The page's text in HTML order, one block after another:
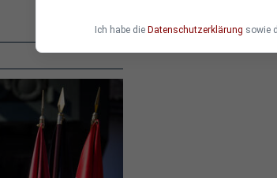
Ich habe die Datenschutzerklärung sowie